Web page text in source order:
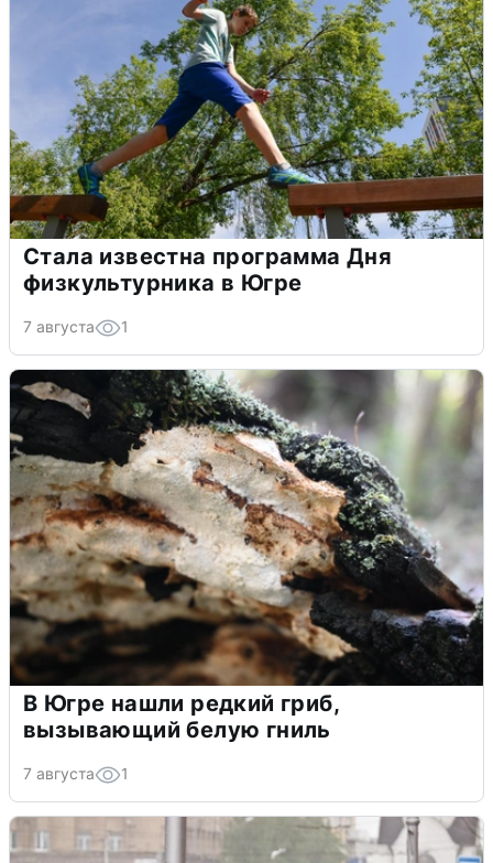
Стала известна программа Дня
физкультурника в Югре
7 августа 1
В Югре нашли редкий гриб,
вызывающий белую гниль
7 августа 1